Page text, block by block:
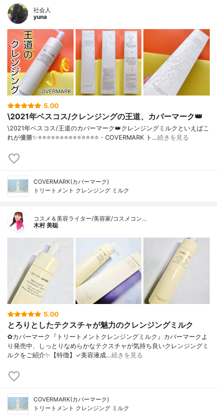
社会人
yuna
5.00
\2021年ベスコス/クレンジングの王道、カバーマーク👑
\2021年ベスコス/王道のカバーマーク👑クレンジングミルクといえばこ
れが優勝✨⭐️⭐️⭐️⭐️⭐️⭐️⭐️⭐️⭐️⭐️⭐️⭐️⭐️⭐️・COVERMARK ト…続きを見る
COVERMARK(カバーマーク)
トリートメント クレンジング ミルク
コスメ＆美容ライター/美容家/コスメコン…
木村 美聡
5.00
とろりとしたテクスチャが魅力のクレンジングミルク
✿カバーマーク『トリートメントクレンジングミルク』カバーマークよ
り発売中、しっとりなめらかなテクスチャが気持ち良いクレンジングミ
ルクをご紹介✨【特徴】✓美容液成…続きを見る
COVERMARK(カバーマーク)
トリートメント クレンジング ミルク